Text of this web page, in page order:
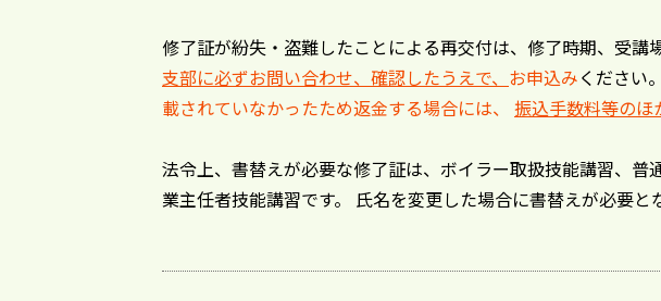
修了証が紛失・盗難したことによる再交付は、修了時期、受講
支部に必ずお問い合わせ、確認したうえで、 お申込みください
載されていなかったため返金する場合には、 振込手数料等の
法令上、書替えが必要な修了証は、ボイラー取扱技能講習、
業主任者技能講習です。 氏名を変更した場合に書替えが必要と